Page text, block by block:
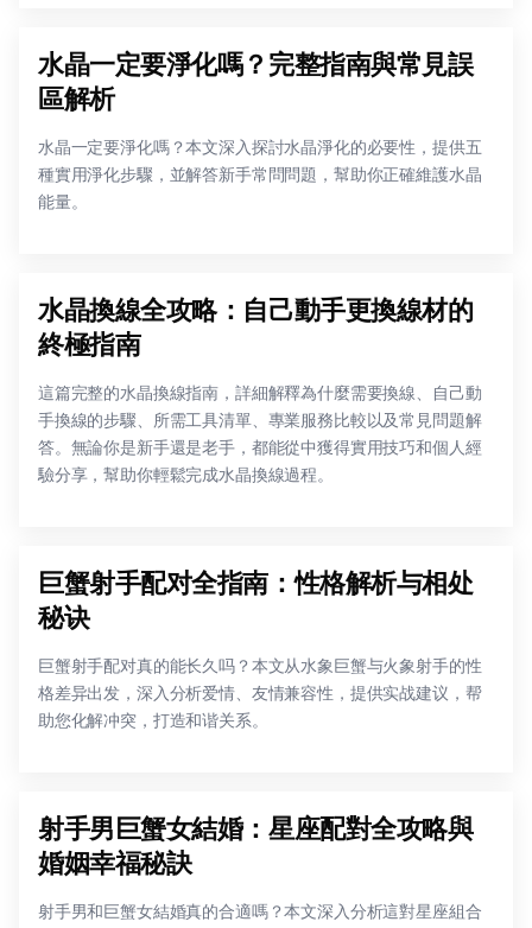
水晶一定要淨化嗎？完整指南與常見誤
區解析
水晶一定要淨化嗎？本文深入探討水晶淨化的必要性，提供五
種實用淨化步驟，並解答新手常問問題，幫助你正確維護水晶
能量。
水晶換線全攻略：自己動手更換線材的
終極指南
這篇完整的水晶換線指南，詳細解釋為什麼需要換線、自己動
手換線的步驟、所需工具清單、專業服務比較以及常見問題解
答。無論你是新手還是老手，都能從中獲得實用技巧和個人經
驗分享，幫助你輕鬆完成水晶換線過程。
巨蟹射手配对全指南：性格解析与相处
秘诀
巨蟹射手配对真的能长久吗？本文从水象巨蟹与火象射手的性
格差异出发，深入分析爱情、友情兼容性，提供实战建议，帮
助您化解冲突，打造和谐关系。
射手男巨蟹女結婚：星座配對全攻略與
婚姻幸福秘訣
射手男和巨蟹女結婚真的合適嗎？本文深入分析這對星座組合